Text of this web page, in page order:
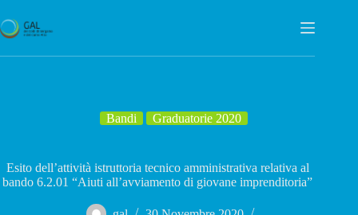
al
contenuto
Bandi Graduatorie 2020
Esito dell’attività istruttoria tecnico amministrativa relativa al
bando 6.2.01 “Aiuti all’avviamento di giovane imprenditoria”